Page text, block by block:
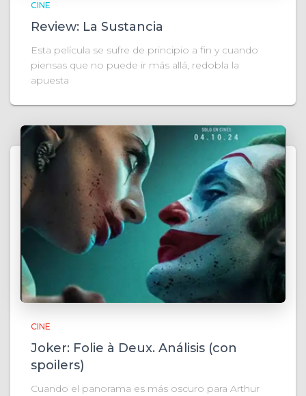
CINE
Review: La Sustancia
Esta película se sufre de principio a fin y cuando
piensas que no puede ir más allá, redobla la
apuesta
CINE
Joker: Folie à Deux. Análisis (con
spoilers)
Cuando el panorama es más oscuro para Arthur